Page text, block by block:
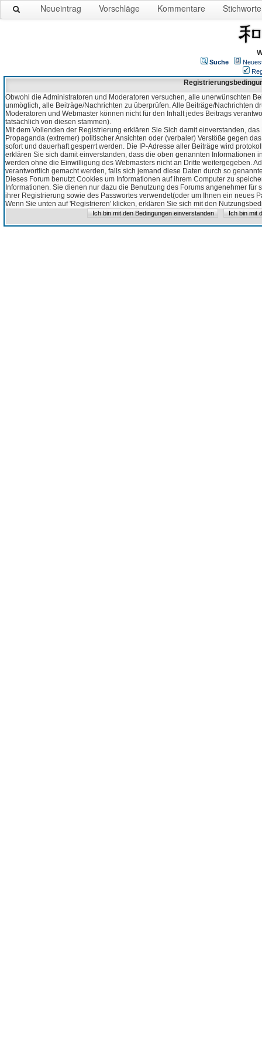
Neueintrag Vorschläge Kommentare Stichworte
Suche
Obwohl die Administratoren und Moderatoren versuchen, alle unerwünschten
unmöglich, alle Beiträge/Nachrichten zu überprüfen. Alle Beiträge/Nachrichten
Moderatoren und Webmaster können nicht für den Inhalt jedes Beitrags
tatsächlich von diesen stammen).
Mit dem Vollenden der Registrierung erklären Sie Sich damit einverstanden,
Propaganda (extremer) politischer Ansichten oder (verbaler) Verstöße gegen
sofort und dauerhaft gesperrt werden. Die IP-Adresse aller Beiträge wird
erklären Sie sich damit einverstanden, dass die oben genannten Informationen
werden ohne die Einwilligung des Webmasters nicht an Dritte weitergegeben.
verantwortlich gemacht werden, falls sich jemand diese Daten durch so
Dieses Forum benutzt Cookies um Informationen auf ihrem Computer zu
Informationen. Sie dienen nur dazu die Benutzung des Forums angenehmer
ihrer Registrierung sowie des Passwortes verwendet(oder um Ihnen ein neues
Wenn Sie unten auf 'Registrieren' klicken, erklären Sie sich mit den